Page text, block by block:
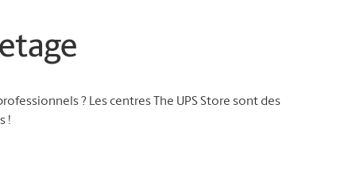
? Les centres The UPS Store sont des
!